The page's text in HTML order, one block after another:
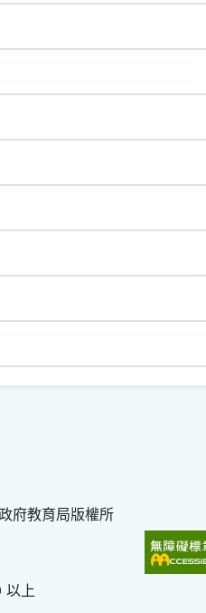
府教育局版權所
以上